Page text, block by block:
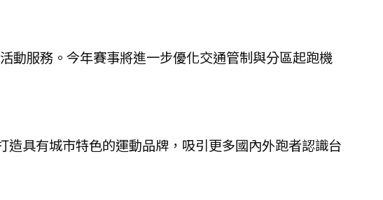
動服務。今年賽事將進一步優化交通管制與分區起跑機
具有城市特色的運動品牌，吸引更多國內外跑者認識台